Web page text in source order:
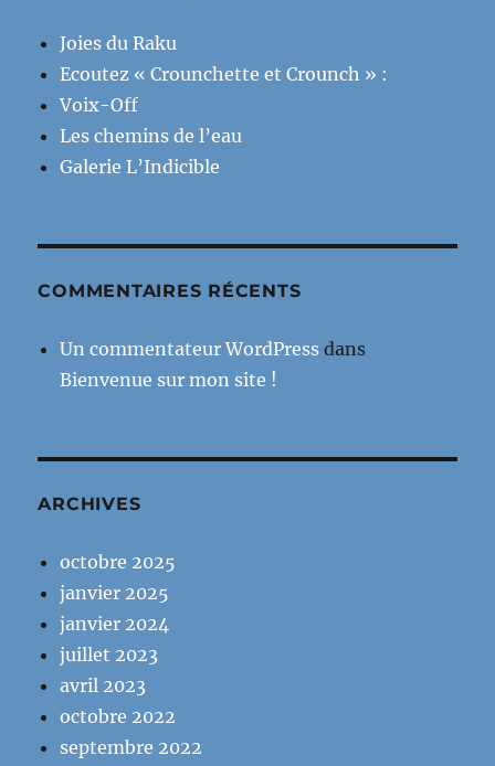
Joies du Raku
Ecoutez « Crounchette et Crounch » :
Voix-Off
Les chemins de l’eau
Galerie L’Indicible
COMMENTAIRES RÉCENTS
Un commentateur WordPress dans
Bienvenue sur mon site !
ARCHIVES
octobre 2025
janvier 2025
janvier 2024
juillet 2023
avril 2023
octobre 2022
septembre 2022